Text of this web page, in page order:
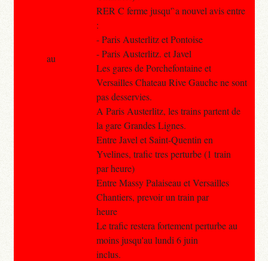
RER C ferme jusqu'`a nouvel avis entre
:
- Paris Austerlitz et Pontoise
- Paris Austerlitz. et Javel
Les gares de Porchefontaine et
Versailles Chateau Rive Gauche ne sont
pas desservies.
A Paris Austerlitz, les trains partent de
la gare Grandes Lignes.
Entre Javel et Saint-Quentin en
Yvelines, trafic tres perturbe (1 train
par heure)
Entre Massy Palaiseau et Versailles
Chantiers, prevoir un train par
heure
Le trafic restera fortement perturbe au
moins jusqu'au lundi 6 juin
inclus.
au